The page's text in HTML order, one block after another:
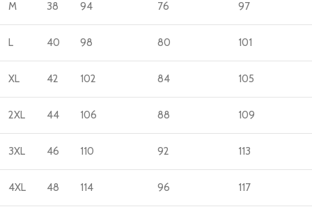
M 38 94 76 97
L 40 98 80 101
XL 42 102 84 105
2XL 44 106 88 109
3XL 46 110 92 113
4XL 48 114 96 117